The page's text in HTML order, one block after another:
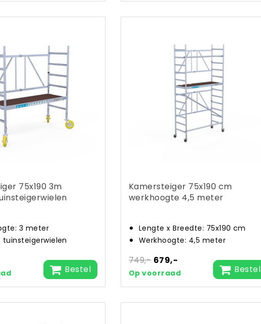
75x190 3m
3 meter
tuinsteigerwielen
Bestel
Kamersteiger 75x190 cm
werkhoogte 4,5 meter
Lengte x Breedte: 75x190 cm
Werkhoogte: 4,5 meter
749,- 679,-
Op voorraad Bestel